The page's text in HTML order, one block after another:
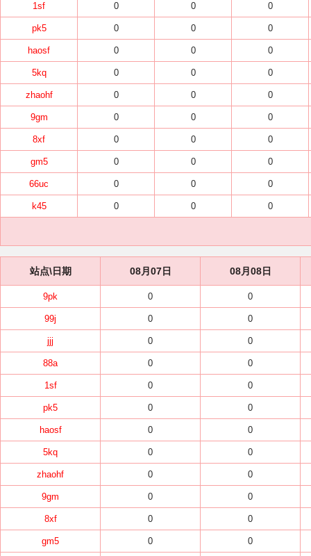
1sf 0 0 0
pk5 0 0 0
haosf 0 0 0
5kq 0 0 0
zhaohf 0 0 0
9gm 0 0 0
8xf 0 0 0
gm5 0 0 0
66uc 0 0 0
k45 0 0 0
站点\日期 08月07日 08月08日
9pk 0 0
99j 0 0
jjj 0 0
88a 0 0
1sf 0 0
pk5 0 0
haosf 0 0
5kq 0 0
zhaohf 0 0
9gm 0 0
8xf 0 0
gm5 0 0